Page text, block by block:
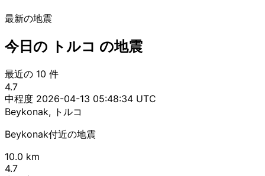
最新の地震
今日の トルコ の地震
最近の 10 件
4.7
中程度 2026-04-13 05:48:34 UTC
Beykonak, トルコ
Beykonak付近の地震
10.0 km
4.7